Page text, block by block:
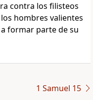
contra los filisteos
hombres valientes
formar parte de su
1 Samuel 15